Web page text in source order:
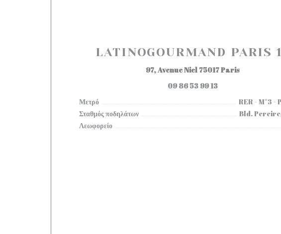
LATINOGOURMAND PARIS
97, Avenue Niel 75017 Paris((ανοίγει σε
09 86 53 99 13
Μετρό
RER - M°3 -
Σταθμός ποδηλάτων
Bld.
Λεωφορείο